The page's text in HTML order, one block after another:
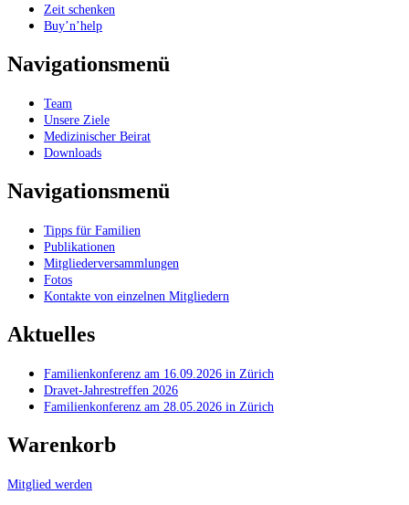
Zeit schenken
Buy’n’help
Navigationsmenü
Team
Unsere Ziele
Medizinischer Beirat
Downloads
Navigationsmenü
Tipps für Familien
Publikationen
Mitgliederversammlungen
Fotos
Kontakte von einzelnen Mitgliedern
Aktuelles
Familienkonferenz am 16.09.2026 in Zürich
Dravet-Jahrestreffen 2026
Familienkonferenz am 28.05.2026 in Zürich
Warenkorb
Mitglied werden